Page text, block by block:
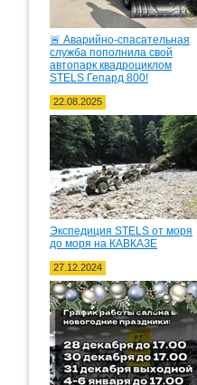
🚨 Аварийно-спасательная
служба пополнила свой
автопарк квадроциклом
STELS Гепард 800!
22.08.2025
Экспедиция STELS от моря
до моря на КАВКАЗЕ
27.12.2024